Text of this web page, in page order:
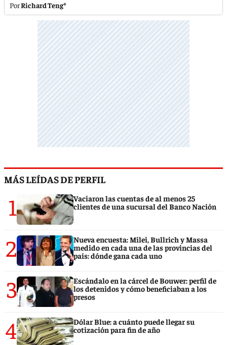
Richard Teng*
MÁS LEÍDAS DE PERFIL
1
Vaciaron las cuentas de al menos 25
clientes de una sucursal del Banco Nación
2
Nueva encuesta: Milei, Bullrich y Massa
medido en cada una de las provincias del
país: dónde gana cada uno
3
Escándalo en la cárcel de Bouwer: perfil de
los detenidos y cómo beneficiaban a los
presos
4
Dólar Blue: a cuánto puede llegar su
cotización para fin de año